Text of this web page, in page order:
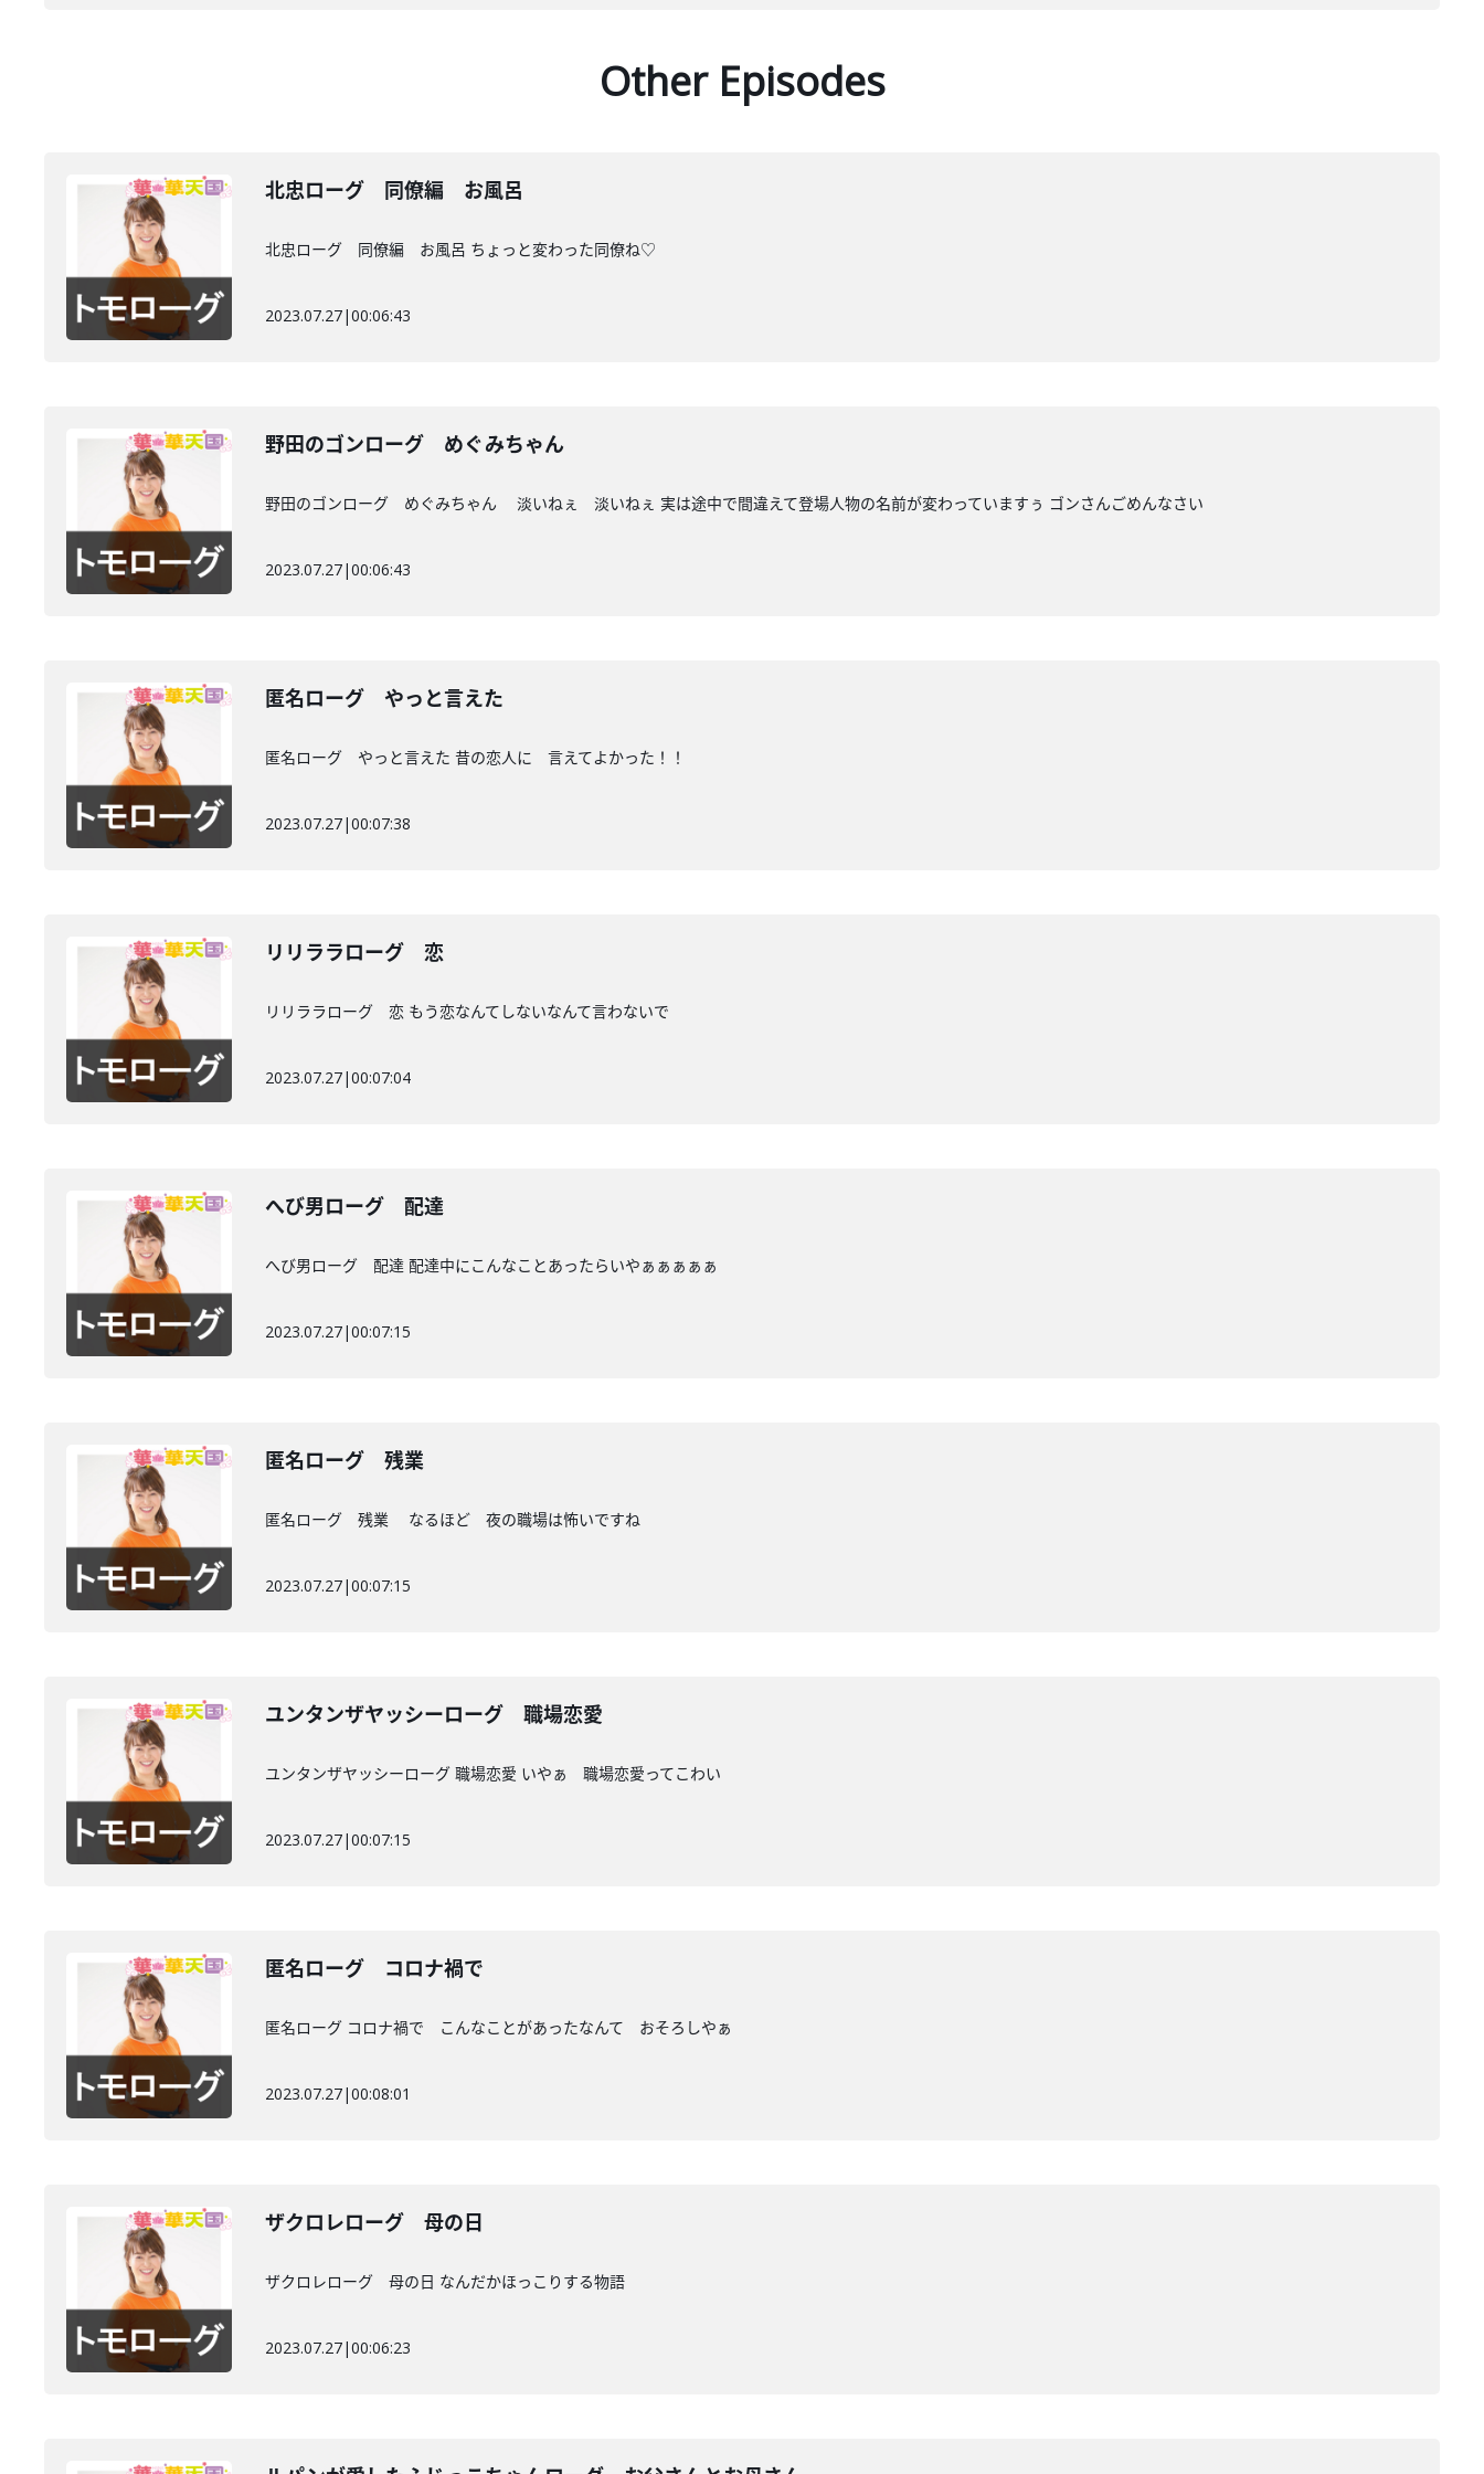
Other Episodes
北忠ローグ 同僚編 お風呂
北忠ローグ 同僚編 お風呂 ちょっと変わった同僚ね♡
2023.07.27|00:06:43
野田のゴンローグ めぐみちゃん
野田のゴンローグ めぐみちゃん 淡いねぇ 淡いねぇ 実は途中で間違えて登場人物の名前が変わっていますぅ ゴンさんごめんなさい
2023.07.27|00:06:43
匿名ローグ やっと言えた
匿名ローグ やっと言えた 昔の恋人に 言えてよかった！！
2023.07.27|00:07:38
リリララローグ 恋
リリララローグ 恋 もう恋なんてしないなんて言わないで
2023.07.27|00:07:04
へび男ローグ 配達
へび男ローグ 配達 配達中にこんなことあったらいやぁぁぁぁぁ
2023.07.27|00:07:15
匿名ローグ 残業
匿名ローグ 残業 なるほど 夜の職場は怖いですね
2023.07.27|00:07:15
ユンタンザヤッシーローグ 職場恋愛
ユンタンザヤッシーローグ 職場恋愛 いやぁ 職場恋愛ってこわい
2023.07.27|00:07:15
匿名ローグ コロナ禍で
匿名ローグ コロナ禍で こんなことがあったなんて おそろしやぁ
2023.07.27|00:08:01
ザクロレローグ 母の日
ザクロレローグ 母の日 なんだかほっこりする物語
2023.07.27|00:06:23